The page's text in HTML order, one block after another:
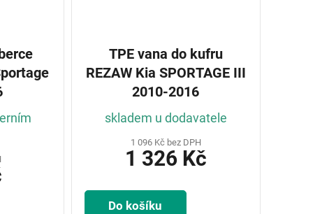
TPE vana do kufru
REZAW Kia SPORTAGE III
2010-2016
skladem u dodavatele
1 096 Kč bez DPH
1 326 Kč
Do košíku